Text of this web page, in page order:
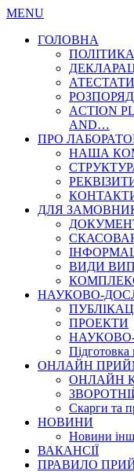
MENU
ГОЛОВНА
ACTION
AND…
ПРО
НАША
ДЛЯ
ВИДИ
НАУКОВО-
ПРОЕКТИ
Підготовка
ОНЛАЙН
ОНЛАЙН
Скарги та
НОВИНИ
Новини
ВАКАНСІЇ
ПРАВИЛО